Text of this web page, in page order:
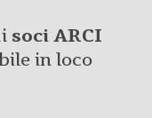
soci ARCI
in loco